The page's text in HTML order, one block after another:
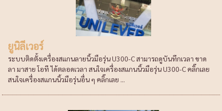
ยูนิลีเวอร์
ระบบติดตั้งเครื่องสแกนลายนิ้วมือรุ่น U300-C สามารถดูบันทึกเวลา ขาด
ลา มาสาย โอที ได้ตลอดเวลา สนใจเครื่องสแกนนิ้วมือรุ่น U300-C คลิ๊กเลย
สนใจเครื่องสแกนนิ้วมือรุ่นอื่น ๆ คลิ๊กเลย ...